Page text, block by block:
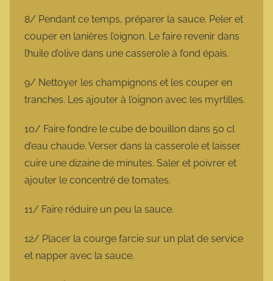
8/ Pendant ce temps, préparer la sauce. Peler et
couper en lanières l’oignon. Le faire revenir dans
l’huile d’olive dans une casserole à fond épais.
9/ Nettoyer les champignons et les couper en
tranches. Les ajouter à l’oignon avec les myrtilles.
10/ Faire fondre le cube de bouillon dans 50 cl
d’eau chaude. Verser dans la casserole et laisser
cuire une dizaine de minutes. Saler et poivrer et
ajouter le concentré de tomates.
11/ Faire réduire un peu la sauce.
12/ Placer la courge farcie sur un plat de service
et napper avec la sauce.